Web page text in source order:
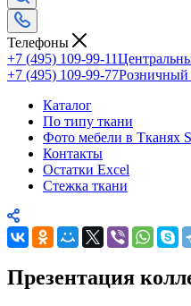
Телефоны
+7 (495) 109-99-11
+7 (495) 109-99-77Розничный
Каталог
По типу ткани
Фото мебели в Тканях
Контакты
Остатки Excel
Стежка ткани
Презентация